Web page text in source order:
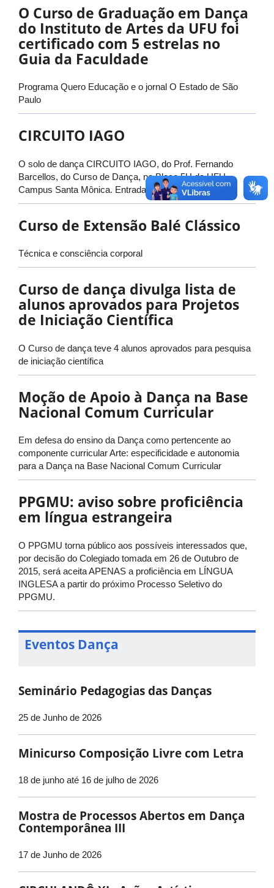
O Curso de Graduação em Dança
do Instituto de Artes da UFU foi
certificado com 5 estrelas no
Guia da Faculdade
Programa Quero Educação e o jornal O Estado de São
Paulo
CIRCUITO IAGO
O solo de dança CIRCUITO IAGO, do Prof. Fernando
Barcellos, do Curso de Dança, no Bloco 5U da UFU
Campus Santa Mônica. Entrada gratuita.
Curso de Extensão Balé Clássico
Técnica e consciência corporal
Curso de dança divulga lista de
alunos aprovados para Projetos
de Iniciação Científica
O Curso de dança teve 4 alunos aprovados para pesquisa
de iniciação científica
Moção de Apoio à Dança na Base
Nacional Comum Curricular
Em defesa do ensino da Dança como pertencente ao
componente curricular Arte: especificidade e autonomia
para a Dança na Base Nacional Comum Curricular
PPGMU: aviso sobre proficiência
em língua estrangeira
O PPGMU torna público aos possíveis interessados que,
por decisão do Colegiado tomada em 26 de Outubro de
2015, será aceita APENAS a proficiência em LÍNGUA
INGLESA a partir do próximo Processo Seletivo do
PPGMU.
Eventos Dança
Seminário Pedagogias das Danças
25 de Junho de 2026
Minicurso Composição Livre com Letra
18 de junho até 16 de julho de 2026
Mostra de Processos Abertos em Dança
Contemporânea III
17 de Junho de 2026